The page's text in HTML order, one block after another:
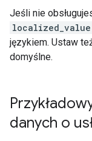
Jeśli nie
localized_value
językiem. Ustaw
domyślne.
danych o